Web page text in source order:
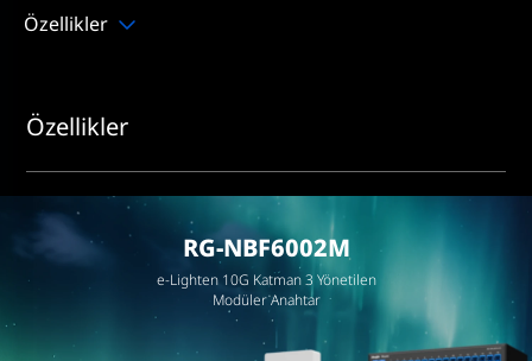
Özellikler
Özellikler
RG-NBF6002M
e-Lighten 10G Katman 3 Yönetilen
Modüler Anahtar